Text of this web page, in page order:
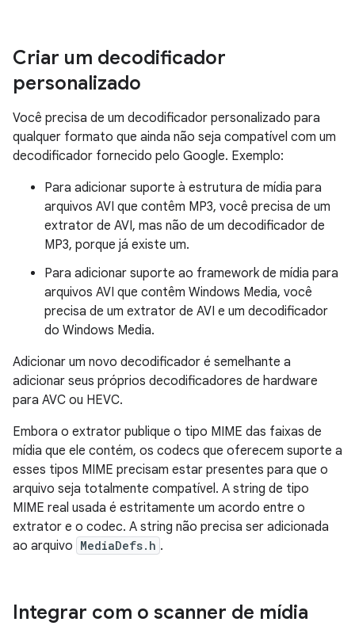
Criar um decodificador
personalizado
Você precisa de um decodificador personalizado para
qualquer formato que ainda não seja compatível com um
decodificador fornecido pelo Google. Exemplo:
Para adicionar suporte à estrutura de mídia para
arquivos AVI que contêm MP3, você precisa de um
extrator de AVI, mas não de um decodificador de
MP3, porque já existe um.
Para adicionar suporte ao framework de mídia para
arquivos AVI que contêm Windows Media, você
precisa de um extrator de AVI e um decodificador
do Windows Media.
Adicionar um novo decodificador é semelhante a
adicionar seus próprios decodificadores de hardware
para AVC ou HEVC.
Embora o extrator publique o tipo MIME das faixas de
mídia que ele contém, os codecs que oferecem suporte a
esses tipos MIME precisam estar presentes para que o
arquivo seja totalmente compatível. A string de tipo
MIME real usada é estritamente um acordo entre o
extrator e o codec. A string não precisa ser adicionada
ao arquivo MediaDefs.h .
Integrar com o scanner de mídia